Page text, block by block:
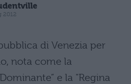
2012
di Venezia per
nota come la
e la "Regina